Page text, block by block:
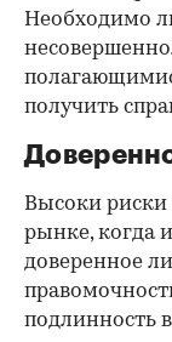
Необходимо
получить
Высоки
рынке, когда
доверенное
подлинность